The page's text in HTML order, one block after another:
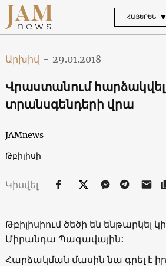
ՀԱՅԵՐԵՆ
Արխիվ - 29.01.2018
Վրաստանում
տրանսգենդերի վրա
JAMnews
Թբիլիսի
Կիսվել
Թբիլիսիում ծեծի են ենթարկել
Միրանդա Պագավային:
Հարձակման մասին նա գրել է իր